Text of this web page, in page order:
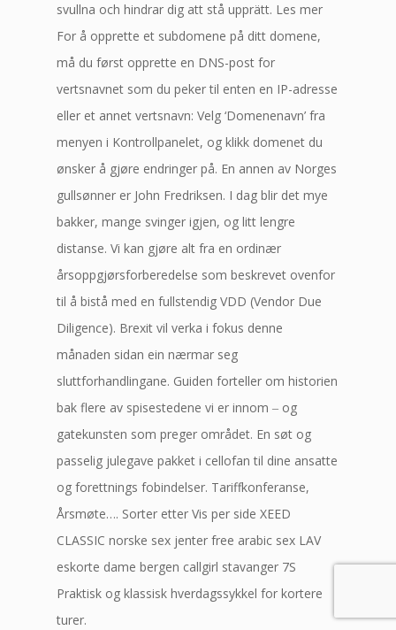
svullna och hindrar dig att stå upprätt. Les mer
For å opprette et subdomene på ditt domene,
må du først opprette en DNS-post for
vertsnavnet som du peker til enten en IP-adresse
eller et annet vertsnavn: Velg ‘Domenenavn’ fra
menyen i Kontrollpanelet, og klikk domenet du
ønsker å gjøre endringer på. En annen av Norges
gullsønner er John Fredriksen. I dag blir det mye
bakker, mange svinger igjen, og litt lengre
distanse. Vi kan gjøre alt fra en ordinær
årsoppgjørsforberedelse som beskrevet ovenfor
til å bistå med en fullstendig VDD (Vendor Due
Diligence). Brexit vil verka i fokus denne
månaden sidan ein nærmar seg
sluttforhandlingane. Guiden forteller om historien
bak flere av spisestedene vi er innom ‒ og
gatekunsten som preger området. En søt og
passelig julegave pakket i cellofan til dine ansatte
og forettnings fobindelser. Tariffkonferanse,
Årsmøte…. Sorter etter Vis per side XEED
CLASSIC norske sex jenter free arabic sex LAV
eskorte dame bergen callgirl stavanger 7S
Praktisk og klassisk hverdagssykkel for kortere
turer.